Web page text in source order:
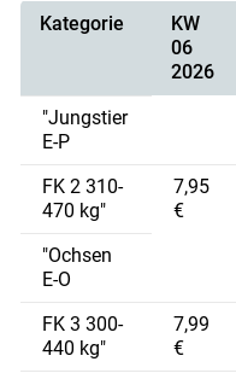
Kategorie
KW
06
2026
"Jungstier
E-P
FK 2 310-
470 kg"
7,95
€
"Ochsen
E-O
FK 3 300-
440 kg"
7,99
€